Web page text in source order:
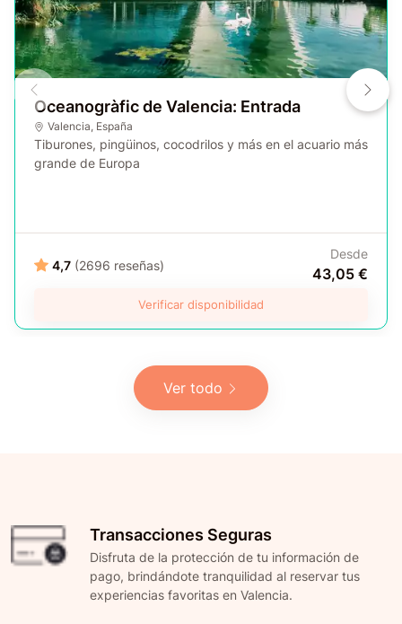
Oceanogràfic de Valencia: Entrada
Valencia, España
Tiburones, pingüinos, cocodrilos y más en el acuario más
grande de Europa
4,7 (2696 reseñas)
Desde
43,05 €
Verificar disponibilidad
Ver todo
Transacciones Seguras
Disfruta de la protección de tu información de
pago, brindándote tranquilidad al reservar tus
experiencias favoritas en Valencia.